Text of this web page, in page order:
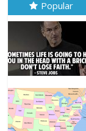
Popular